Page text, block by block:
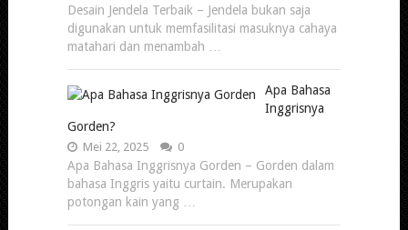
Desain Jendela Terbaik – Jendela bukan saja
digunakan untuk memfasilitasi masuknya cahaya
matahari dan menambah …
Apa Bahasa
Inggrisnya
Gorden?
Mei 22, 2025 0
Apa Bahasa Inggrisnya Gorden – Gorden dalam
bahasa Inggris yaitu curtain. Merupakan
potongan kain yang …